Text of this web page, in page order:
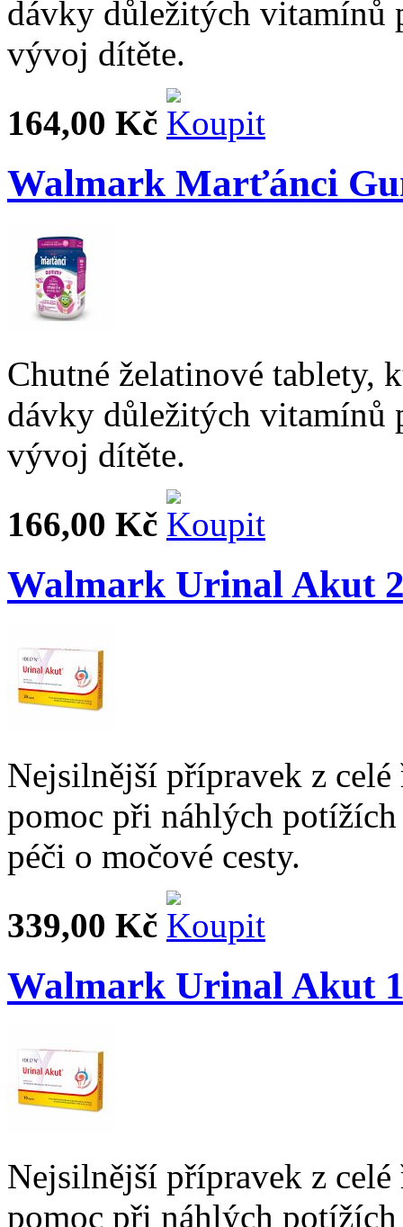
dávky důležitých vitamínů
vývoj dítěte.
164,00 Kč
Walmark Marťánci
Chutné želatinové tablety,
dávky důležitých vitamínů
vývoj dítěte.
166,00 Kč
Walmark Urinal Akut
Nejsilnější přípravek z
pomoc při náhlých
péči o močové cesty.
339,00 Kč
Walmark Urinal Akut
Nejsilnější přípravek z
pomoc při náhlých